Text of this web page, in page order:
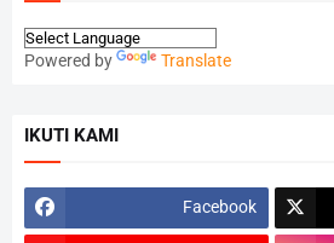
Powered by Translate
IKUTI KAMI
Facebook